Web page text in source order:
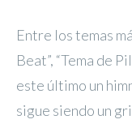
Entre los temas
Beat”, “Tema de
este último un
sigue siendo un